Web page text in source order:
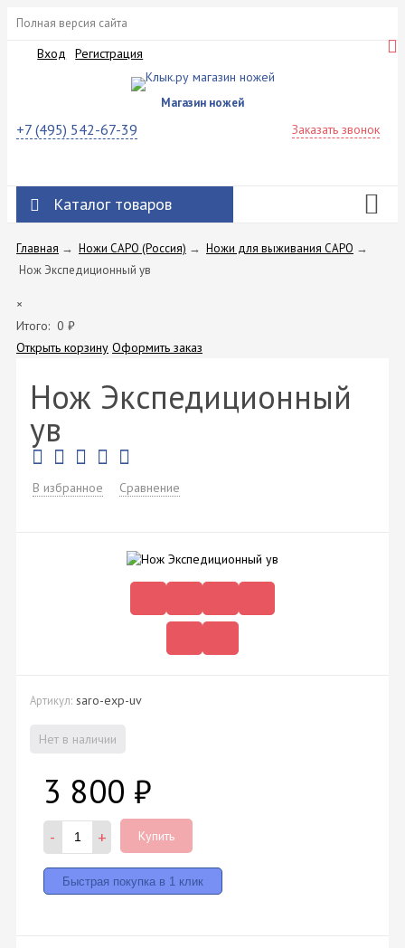
Полная версия сайта
Вход Регистрация
Магазин ножей
+7 (495) 542-67-39 Заказать звонок
Каталог товаров
Главная → Ножи САРО (Россия) → Ножи для выживания САРО →
Нож Экспедиционный ув
×
Итого: 0 ₽
Открыть корзину Оформить заказ
Нож Экспедиционный
ув
В избранное Сравнение
Артикул: saro-exp-uv
Нет в наличии
3 800 ₽
- + Купить